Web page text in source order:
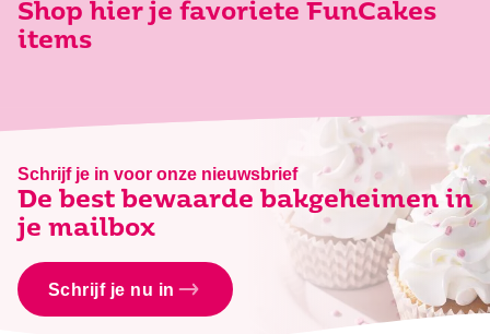
Shop hier je favoriete FunCakes
items
Schrijf je in voor onze nieuwsbrief
De best bewaarde bakgeheimen in
je mailbox
Schrijf je nu in